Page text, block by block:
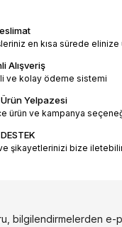
en kısa sürede elinize
Alışveriş
ve kolay ödeme sistemi
Yelpazesi
ürün ve kampanya
şikayetlerinizi bize
bilgilendirmelerden e-